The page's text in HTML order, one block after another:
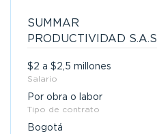
SUMMAR
PRODUCTIVIDAD S.A.S
$2 a $2,5 millones
Salario
Por obra o labor
Tipo de contrato
Bogotá